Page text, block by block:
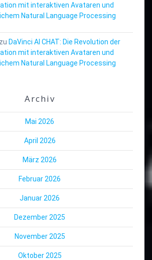
mit interaktiven Avataren und
Natural Language Processing
zu DaVinci AI CHAT: Die Revolution der
mit interaktiven Avataren und
Natural Language Processing
Archiv
Mai 2026
April 2026
März 2026
Februar 2026
Januar 2026
Dezember 2025
November 2025
Oktober 2025